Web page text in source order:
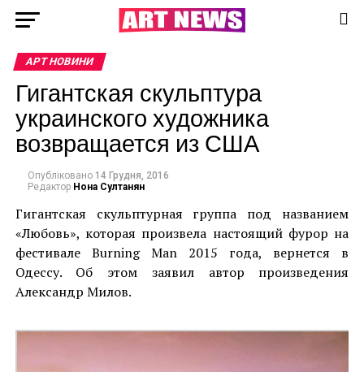
АРТ НОВИНИ
Гигантская скульптура
украинского художника
возвращается из США
Опубліковано 14 Грудня, 2016
Редактор Нона Султанян
Гигантская скульптурная группа под названием
«Любовь», которая произвела настоящий фурор на
фестивале Burning Man 2015 года, вернется в
Одессу. Об этом заявил автор произведения
Александр Милов.